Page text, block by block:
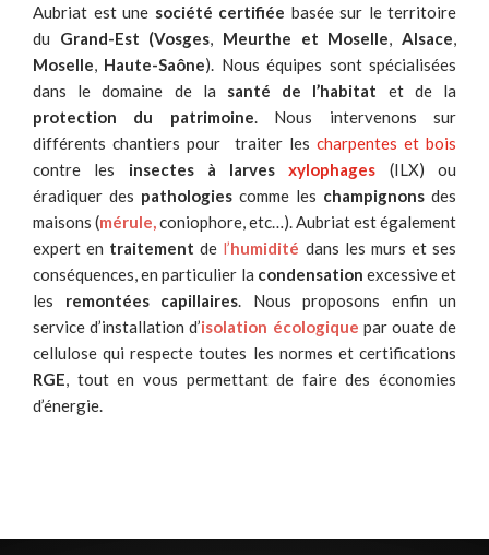
Aubriat est une société certifiée basée sur le territoire
du Grand-Est (Vosges, Meurthe et Moselle,Alsace,
Moselle, Haute-Saône). Nous équipes sont spécialisées
dans le domaine de la santé de l’habitat et de la
protection du patrimoine. Nous intervenons sur
différents chantiers pour traiter les charpentes et bois
contre les insectes à larvesxylophages (ILX) ou
éradiquer des pathologies comme les champignons des
maisons (mérule,coniophore, etc…). Aubriat est également
expert en traitement de l’humidité dans les murs et ses
conséquences, en particulier la condensation excessive et
les remontées capillaires. Nous proposons enfin un
service d’installation d’isolation écologique par ouate de
cellulose qui respecte toutes les normes et certifications
RGE, tout en vous permettant de faire des économies
d’énergie.